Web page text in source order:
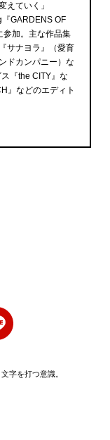
えていく」
GARDENS OF
参加。主な作品集
サナヨラ』（愛育
ドカンパニー）な
『the CITY』な
』などのエディト
字を打つ意識。